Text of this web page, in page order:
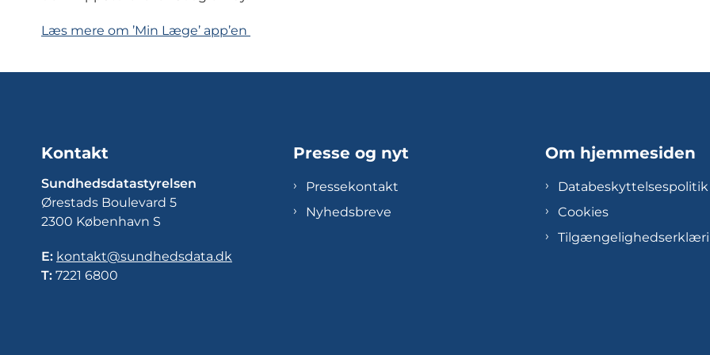
Læs mere om ’Min Læge’ app’en
Kontakt
Sundhedsdatastyrelsen
Ørestads Boulevard 5
2300 København S
E: kontakt@sundhedsdata.dk
T: 7221 6800
Presse og nyt
Pressekontakt
Nyhedsbreve
Om hjemmesiden
Databeskyttelsespolitik
Cookies